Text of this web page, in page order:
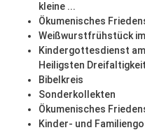
kleine ...
Ökumenisches
Weißwurstfrühstück
Kindergottesdienst am
Heiligsten Dreifaltigkeit
Bibelkreis
Sonderkollekten
Ökumenisches
Kinder- und